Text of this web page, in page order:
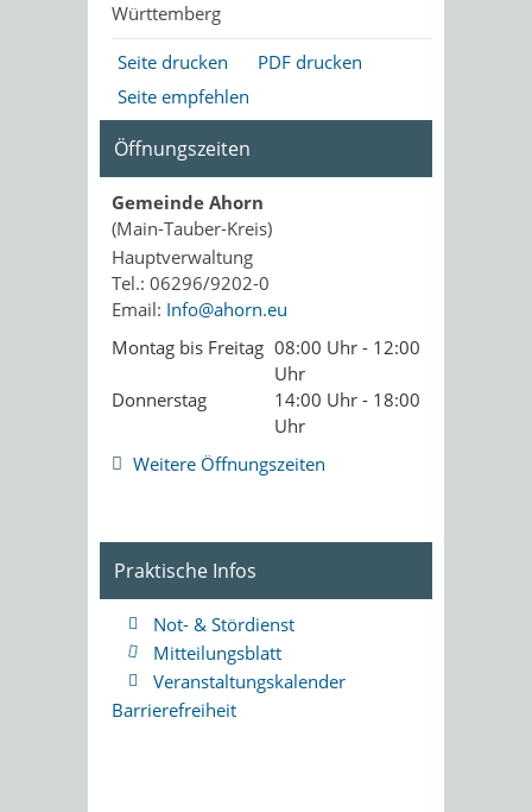
Württemberg
Seite drucken
PDF drucken
Seite empfehlen
Öffnungszeiten
Gemeinde Ahorn
(Main-Tauber-Kreis)
Hauptverwaltung
Tel.: 06296/9202-0
Email: Info@ahorn.eu
Montag bis Freitag 08:00 Uhr - 12:00
Uhr
Donnerstag
14:00 Uhr - 18:00
Uhr
Weitere Öffnungszeiten
Praktische Infos
Not- & Stördienst
Mitteilungsblatt
Veranstaltungskalender
Barrierefreiheit